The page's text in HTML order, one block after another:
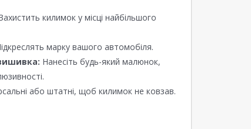
килимок у місці найбільшого
марку вашого автомобіля.
Нанесіть будь-який малюнок,
або штатні, щоб килимок не ковзав.